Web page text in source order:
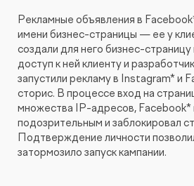
Рекламные объявления в
имени бизнес-страницы — ее у
создали для него бизнес-
доступ к ней клиенту и
запустили рекламу в Instagram* и
сторис. В процессе вход на
множества IP-адресов, Facebook*
подозрительным и заблокировал
Подтверждение личности
затормозило запуск кампании.